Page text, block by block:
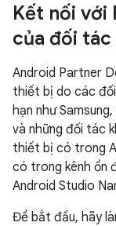
Kết nối với
của đối
Android Partner
thiết bị do các
hạn như
và những đối tác
thiết bị có trong
có trong kênh ổn
Android Studio
Để bắt đầu, hãy